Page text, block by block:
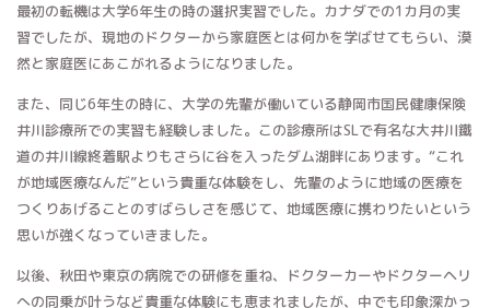
最初の転機は大学6年生の時の選択実習でした。カナダでの1カ月の実
習でしたが、現地のドクターから家庭医とは何かを学ばせてもらい、漠
然と家庭医にあこがれるようになりました。
また、同じ6年生の時に、大学の先輩が働いている静岡市国民健康保険
井川診療所での実習も経験しました。この診療所はSLで有名な大井川鐵
道の井川線終着駅よりもさらに谷を入ったダム湖畔にあります。“これ
が地域医療なんだ”という貴重な体験をし、先輩のように地域の医療を
つくりあげることのすばらしさを感じて、地域医療に携わりたいという
思いが強くなっていきました。
以後、秋田や東京の病院での研修を重ね、ドクターカーやドクターヘリ
への同乗が叶うなど貴重な体験にも恵まれましたが、中でも印象深かっ